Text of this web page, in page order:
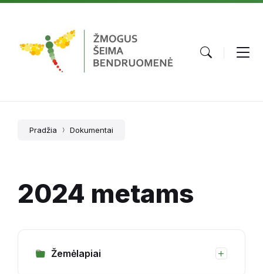
Skip
Skip
Skip
Pradžia Dokumentai
2024 metams
Žemėlapiai